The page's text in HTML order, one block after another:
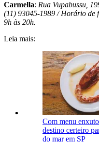
Carmella: Rua Vupabussu,
(11) 93045-1989 / Horário de
9h às 20h.
Leia mais:
Com menu
destino certeiro
do mar em SP